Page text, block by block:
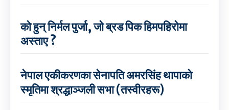
को हुन् निर्मल पुर्जा, जो ब्रड पिक हिमपहिरोमा
अस्ताए ?
नेपाल एकीकरणका सेनापति अमरसिंह थापाको
स्मृतिमा श्रद्धाञ्जली सभा (तस्वीरहरू)